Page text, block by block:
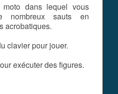
dans lequel vous
nombreux sauts en
acrobatiques.
clavier pour jouer.
exécuter des figures.